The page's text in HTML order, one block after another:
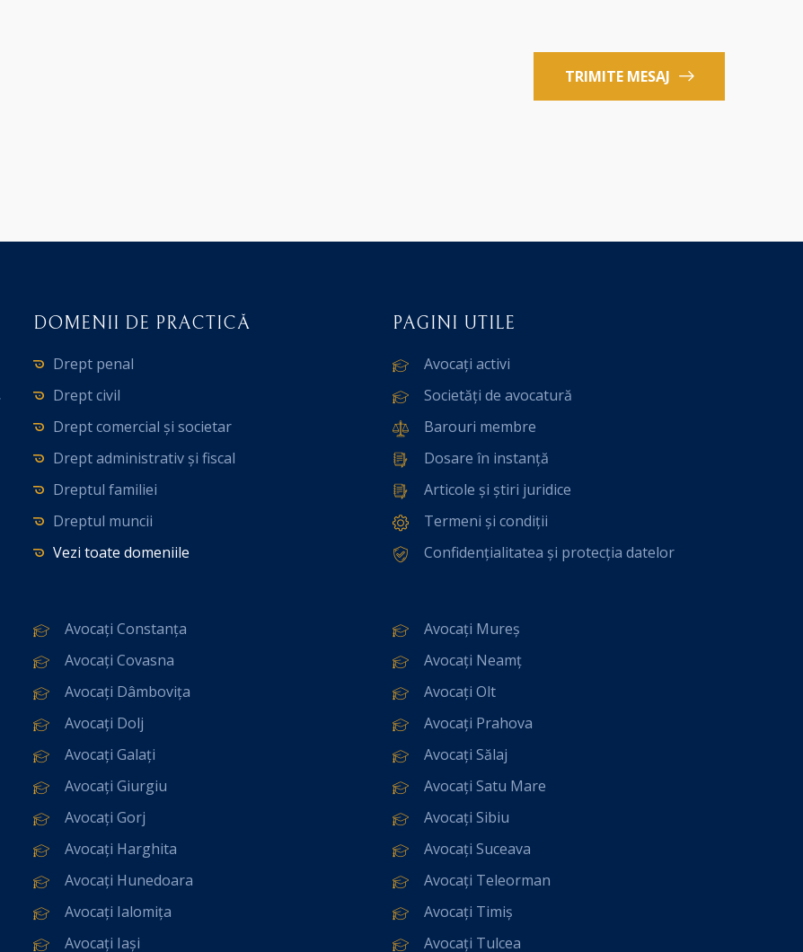
TRIMITE MESAJ
DOMENII DE PRACTICĂ
Drept penal
Drept civil
Drept comercial și societar
Drept administrativ și fiscal
Dreptul familiei
Dreptul muncii
Vezi toate domeniile
PAGINI UTILE
Avocați activi
Societăți de avocatură
Barouri membre
Dosare în instanță
Articole și știri juridice
Termeni și condiții
Confidențialitatea și protecția datelor
Avocați Constanța
Avocați Covasna
Avocați Dâmbovița
Avocați Dolj
Avocați Galați
Avocați Giurgiu
Avocați Gorj
Avocați Harghita
Avocați Hunedoara
Avocați Ialomița
Avocați Iași
Avocați Mureș
Avocați Neamț
Avocați Olt
Avocați Prahova
Avocați Sălaj
Avocați Satu Mare
Avocați Sibiu
Avocați Suceava
Avocați Teleorman
Avocați Timiș
Avocați Tulcea